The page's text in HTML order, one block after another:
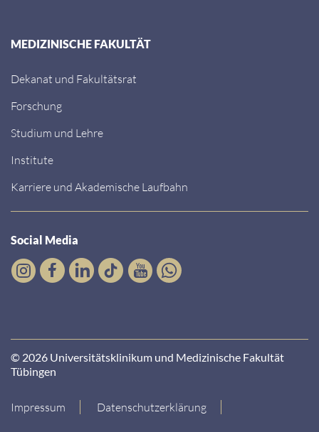
MEDIZINISCHE FAKULTÄT
Dekanat und Fakultätsrat
Forschung
Studium und Lehre
Institute
Karriere und Akademische Laufbahn
Social Media
© 2026 Universitätsklinikum und Medizinische Fakultät
Tübingen
Impressum Datenschutzerklärung